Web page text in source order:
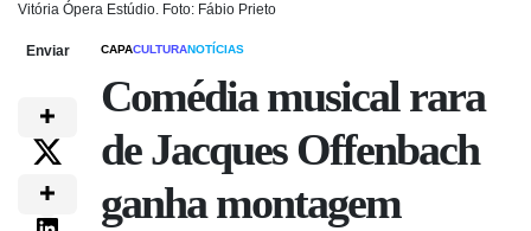
Vitória Ópera Estúdio. Foto: Fábio Prieto
Enviar CAPACULTURANOTÍCIAS
Comédia musical rara
de Jacques Offenbach
ganha montagem